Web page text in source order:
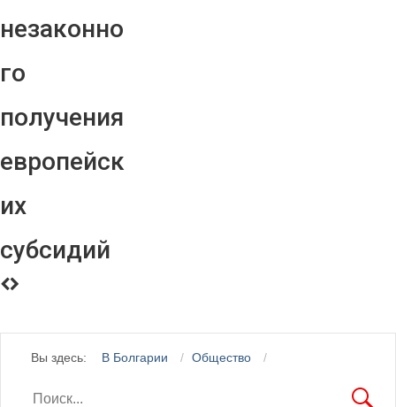
незаконно
го
получения
европейск
их
субсидий
Вы здесь: В Болгарии Общество